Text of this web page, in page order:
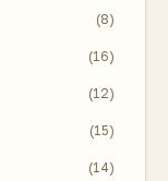
(8)
(16)
(12)
(15)
(14)